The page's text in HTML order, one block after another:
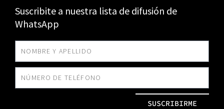
Suscribite a nuestra lista de difusión de
WhatsApp
SUSCRIBIRME